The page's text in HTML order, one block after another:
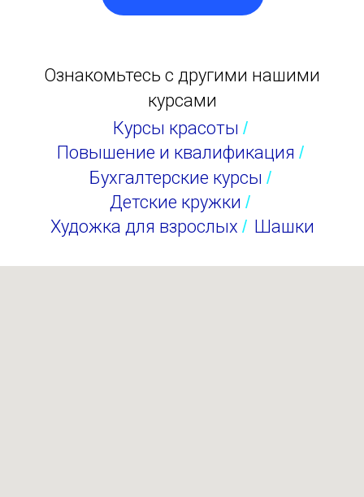
Ознакомьтесь с другими нашими
курсами
Курсы красоты /
Повышение и квалификация /
Бухгалтерские курсы /
Детские кружки /
Художка для взрослых / Шашки